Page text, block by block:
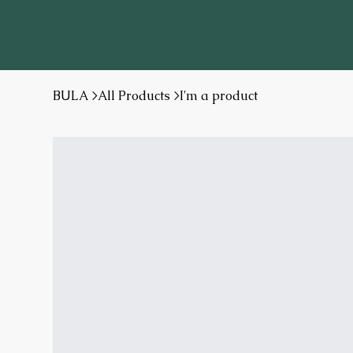
BULA >All Products >I'm a product